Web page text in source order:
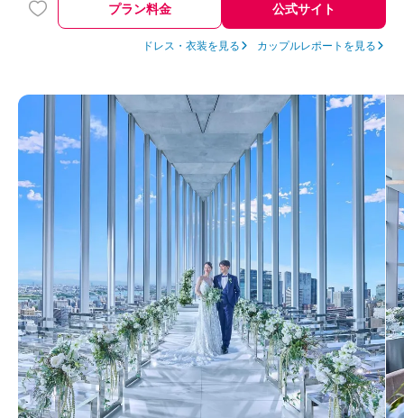
プラン料金 公式サイト
ドレス・衣装を見る カップルレポートを見る